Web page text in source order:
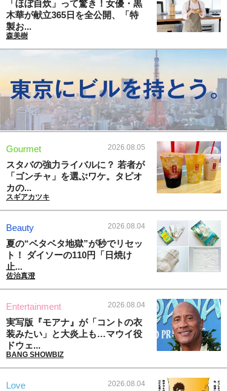
「ほぼ自炊」って驚き！女優・黒
木華が献立365日を全公開、「特
製お...
森美樹
Gourmet 2026.08.05
スタバの強力ライバルに？ 若者が
「ゴンチャ」を選ぶワケ。タピオ
カの...
スギアカツキ
Beauty 2026.08.04
夏の“ベタベタ地獄”が秒でリセッ
ト！ ダイソーの110円「日焼け
止...
佐治真澄
Entertainment 2026.08.04
実写版『モアナ』が「コントの衣
装みたい」と大炎上も…マウイ役
ドウェ...
BANG SHOWBIZ
Love 2026.08.04